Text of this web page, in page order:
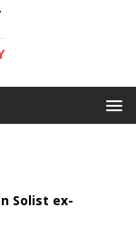
Solist ex-